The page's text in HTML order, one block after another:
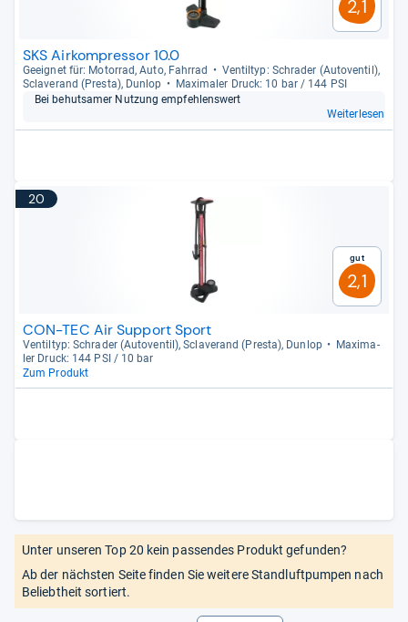
2,1
SKS Airkompressor 10.0
Geeig­net für: Motor­rad, Auto, Fahr­rad
Ven­til­typ: Schra­der (Auto­ven­til),
Scla­ve­rand (Presta), Dun­lop
Maxi­ma­ler Druck: 10 bar / 144 PSI
Bei behut­sa­mer Nut­zung emp­feh­lens­wert
Weiterlesen
20
Gut
2,1
CON-TEC Air Support Sport
Ven­til­typ: Schra­der (Auto­ven­til), Scla­ve­rand (Presta), Dun­lop
Maxi­ma­
ler Druck: 144 PSI / 10 bar
Zum Produkt
Unter unseren Top 20 kein passendes Produkt gefunden?
Ab der nächsten Seite finden Sie weitere Standluftpumpen nach
Beliebtheit sortiert.